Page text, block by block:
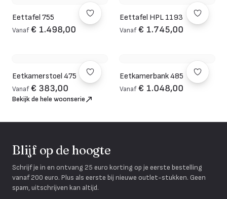
Eettafel 755
Vanaf € 1.498,00
Eettafel HPL 1193
Vanaf € 1.745,00
Eetkamerstoel 475
Vanaf € 383,00
Eetkamerbank 485
Vanaf € 1.048,00
Bekijk de hele woonserie
Blijf op de hoogte
Schrijf je in en ontvang 25 euro korting op je eerste bestelling
vanaf 200 euro. Plus als eerste bij nieuwe outlet-stukken. Geen
spam, uitschrijven kan altijd.